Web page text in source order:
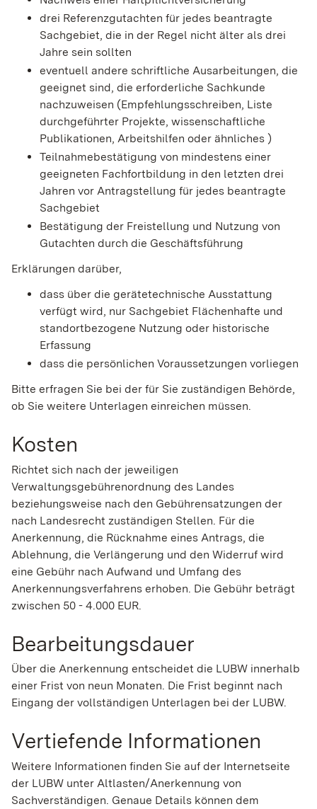
drei Referenzgutachten für jedes beantragte
Sachgebiet, die in der Regel nicht älter als drei
Jahre sein sollten
eventuell andere schriftliche Ausarbeitungen, die
geeignet sind, die erforderliche Sachkunde
nachzuweisen (Empfehlungsschreiben, Liste
durchgeführter Projekte, wissenschaftliche
Publikationen, Arbeitshilfen oder ähnliches )
Teilnahmebestätigung von mindestens einer
geeigneten Fachfortbildung in den letzten drei
Jahren vor Antragstellung für jedes beantragte
Sachgebiet
Bestätigung der Freistellung und Nutzung von
Gutachten durch die Geschäftsführung
Erklärungen darüber,
dass über die gerätetechnische Ausstattung
verfügt wird, nur Sachgebiet Flächenhafte und
standortbezogene Nutzung oder historische
Erfassung
dass die persönlichen Voraussetzungen vorliegen
Bitte erfragen Sie bei der für Sie zuständigen Behörde,
ob Sie weitere Unterlagen einreichen müssen.
Kosten
Richtet sich nach der jeweiligen
Verwaltungsgebührenordnung des Landes
beziehungsweise nach den Gebührensatzungen der
nach Landesrecht zuständigen Stellen. Für die
Anerkennung, die Rücknahme eines Antrags, die
Ablehnung, die Verlängerung und den Widerruf wird
eine Gebühr nach Aufwand und Umfang des
Anerkennungsverfahrens erhoben. Die Gebühr beträgt
zwischen 50 - 4.000 EUR.
Bearbeitungsdauer
Über die Anerkennung entscheidet die LUBW innerhalb
einer Frist von neun Monaten. Die Frist beginnt nach
Eingang der vollständigen Unterlagen bei der LUBW.
Vertiefende Informationen
Weitere Informationen finden Sie auf der Internetseite
der LUBW unter Altlasten/Anerkennung von
Sachverständigen. Genaue Details können dem